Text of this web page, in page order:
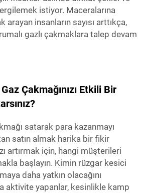
istiyor. Maceralarına
arayan insanların sayısı arttıkça,
gazlı çakmaklara talep devam
Çakmağınızı Etkili Bir
satarak para kazanmayı
satın almak harika bir fikir
artırmak için, hangi müşterileri
başlayın. Kimin rüzgar kesici
daha yatkın olacağını
aktivite yapanlar, kesinlikle kamp